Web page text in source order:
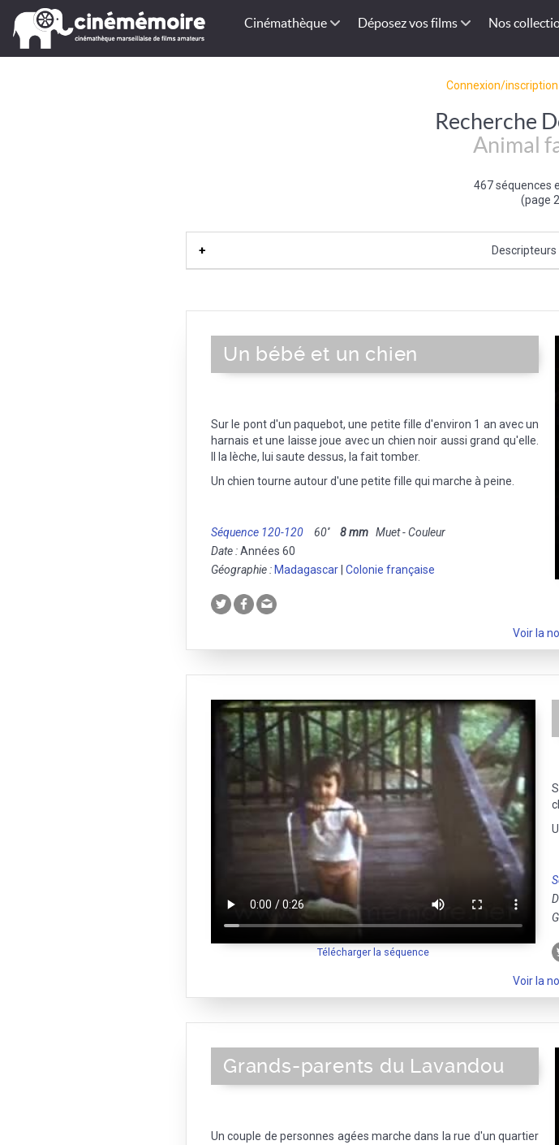
Cinémathèque Déposez vos films Nos
Connexion/
Recherche
Animal
467 séquences
(page
Un bébé et un chien
Sur le pont d'un paquebot, une petite fille d'environ 1 an avec un
harnais et une laisse joue avec un chien noir aussi grand qu'elle.
Il la lèche, lui saute dessus, la fait tomber.
Un chien tourne autour d'une petite fille qui marche à peine.
Séquence 120-120 60'' 8 mm Muet - Couleur
Date :Années 60
Géographie : Madagascar Colonie française
Voir la
Télécharger la séquence
Voir la
Grands-parents du Lavandou
Un couple de personnes agées marche dans la rue d'un quartier